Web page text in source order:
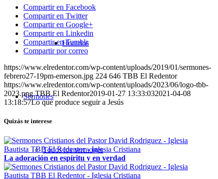
Horarios
Sermones
Todos los sermones
Compartir en Facebook
Compartir en Twitter
Compartir en Google+
Compartir en Linkedin
Compartir en Tumblr
Compartir por correo
https://www.elredentor.com/wp-content/uploads/2019/01/sermones-
febrero27-19pm-emerson.jpg 224 646 TBB El Redentor
https://www.elredentor.com/wp-content/uploads/2023/06/logo-tbb-
2023.png TBB El Redentor2019-01-27 13:33:032021-04-08
13:18:57Lo que produce seguir a Jesús
Quizás te interese
La adoración en espíritu y en verdad